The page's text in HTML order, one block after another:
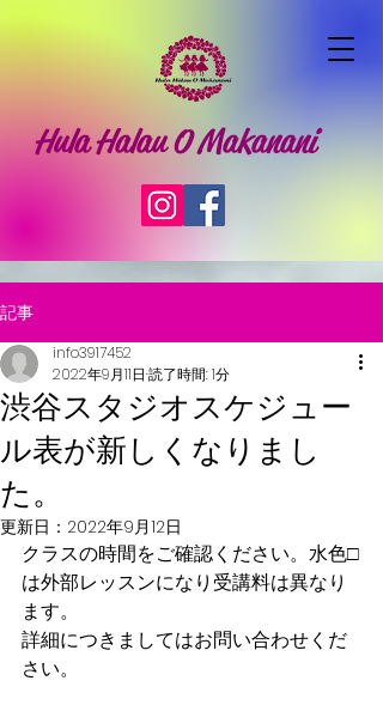
Hula Halau O Makanani
記事
渋谷スタジオスケジュー
ル表が新しくなりまし
た。
info3917452
2022年9月11日 読了時間: 1分
更新日： 2022年9月12日
クラスの時間をご確認ください。水色□
は外部レッスンになり受講料は異なり
ます。
詳細につきましてはお問い合わせくだ
さい。